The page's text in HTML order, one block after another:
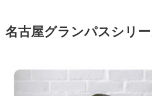
名古屋グランパスシリ